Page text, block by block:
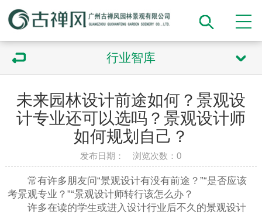
行业智库
未来园林设计前途如何？景观设
计专业还可以选吗？景观设计师
如何规划自己？
发布日期： 浏览次数：0
常有许多朋友问“景观设计有没有前途？”“是否应该
考景观专业？”“景观设计师转行该怎么办？
许多在读的学生或进入设计行业后不久的景观设计